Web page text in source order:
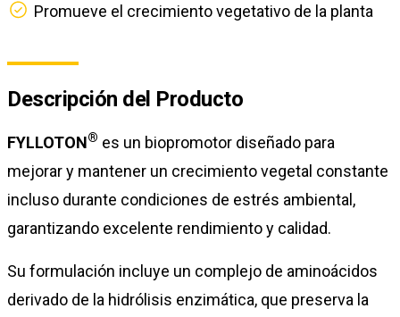
Promueve el crecimiento vegetativo de la planta
Descripción del Producto
FYLLOTON® es un biopromotor diseñado para
mejorar y mantener un crecimiento vegetal constante
incluso durante condiciones de estrés ambiental,
garantizando excelente rendimiento y calidad.
Su formulación incluye un complejo de aminoácidos
derivado de la hidrólisis enzimática, que preserva la